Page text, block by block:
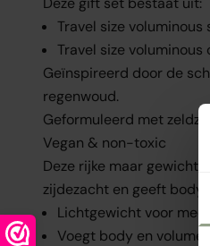
Travel size
Travel size
Geïnspireerd door de
regenwoud.
Geformuleerd met
Vegan & non-toxic
Deze rijke maar
zijdezacht en geeft body,
Lichtgewicht voor meer
Voegt body en volume